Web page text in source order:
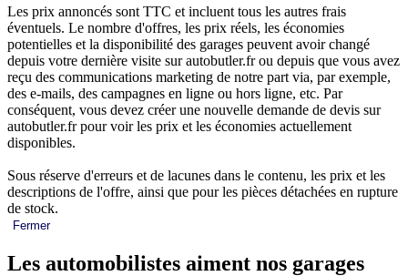
Les prix annoncés sont TTC et incluent tous les autres frais
éventuels. Le nombre d'offres, les prix réels, les économies
potentielles et la disponibilité des garages peuvent avoir changé
depuis votre dernière visite sur autobutler.fr ou depuis que vous avez
reçu des communications marketing de notre part via, par exemple,
des e-mails, des campagnes en ligne ou hors ligne, etc. Par
conséquent, vous devez créer une nouvelle demande de devis sur
autobutler.fr pour voir les prix et les économies actuellement
disponibles.
Sous réserve d'erreurs et de lacunes dans le contenu, les prix et les
descriptions de l'offre, ainsi que pour les pièces détachées en rupture
de stock.
Fermer
Les automobilistes aiment nos garages